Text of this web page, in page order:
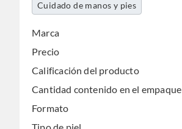
Cuidado de manos y pies
Marca
Precio
Calificación del producto
Cantidad contenido en el empaque
Formato